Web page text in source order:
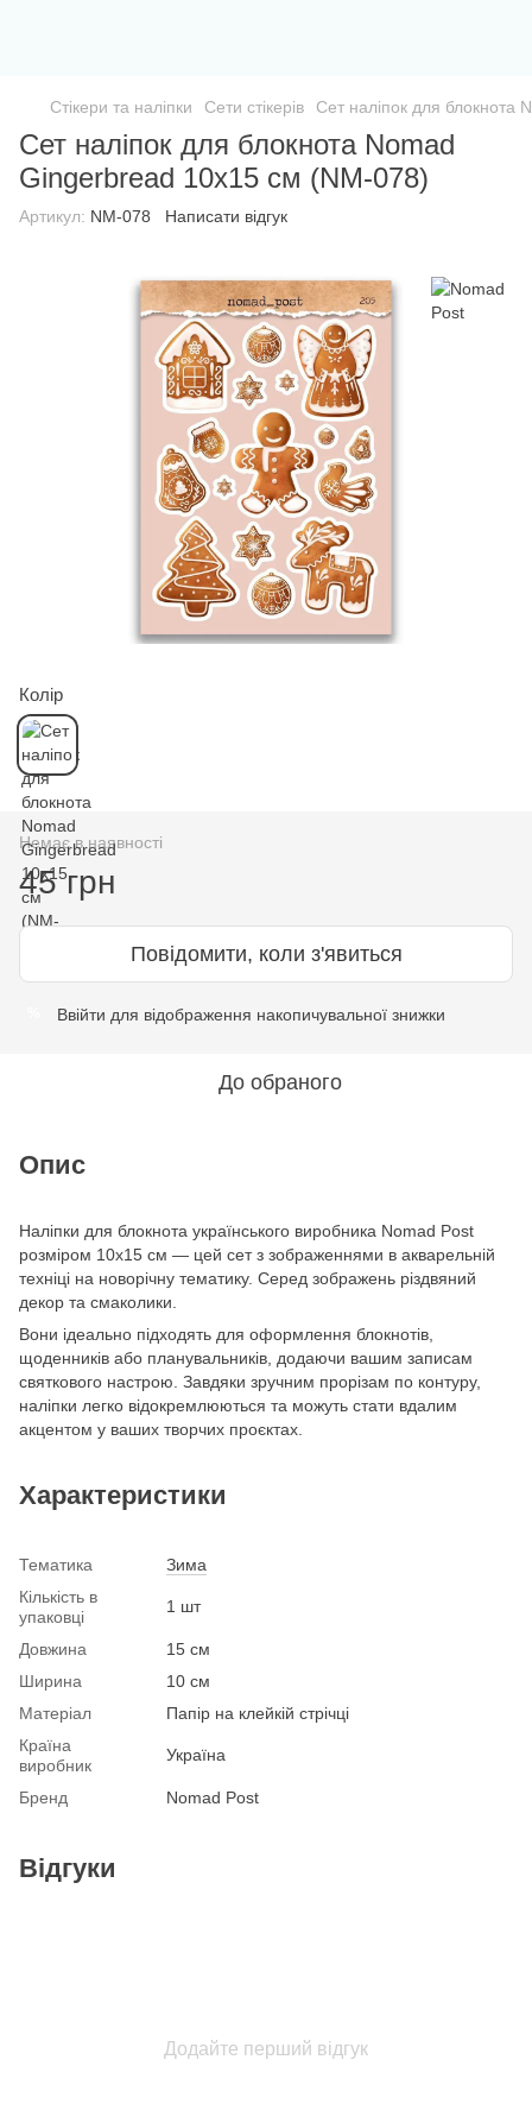
Стікери та наліпки Сети стікерів Сет наліпок для
Сет наліпок для блокнота Nomad
Gingerbread 10х15 см (NM-078)
Артикул: NM-078 Написати відгук
Колір
Немає в наявності
45 грн
Повідомити, коли з'явиться
Ввійти для відображення накопичувальної знижки
До обраного
Опис
Наліпки для блокнота українського виробника Nomad Post
розміром 10х15 см — цей сет з зображеннями в акварельній
техніці на новорічну тематику. Серед зображень різдвяний
декор та смаколики.
Вони ідеально підходять для оформлення блокнотів,
щоденників або планувальників, додаючи вашим записам
святкового настрою. Завдяки зручним прорізам по контуру,
наліпки легко відокремлюються та можуть стати вдалим
акцентом у ваших творчих проєктах.
Характеристики
Тематика
Зима
Кількість в
упаковці
1 шт
Довжина
15 см
Ширина
10 см
Матеріал
Папір на клейкій стрічці
Країна
виробник
Україна
Бренд Nomad Post
Відгуки
Додайте перший відгук